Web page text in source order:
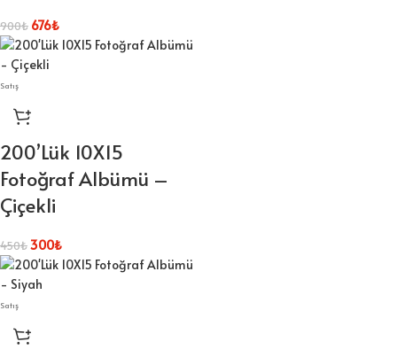
900₺ 676₺
Satış
200’Lük 10X15
Fotoğraf Albümü –
Çiçekli
450₺300₺
Satış